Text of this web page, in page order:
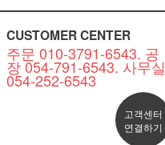
CUSTOMER CENTER
주문 010-3791-6543. 공
장 054-791-6543. 사무실
054-252-6543
고객센터
연결하기